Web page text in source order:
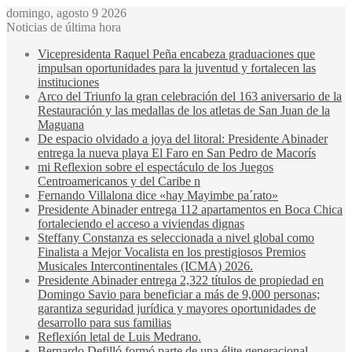
domingo, agosto 9 2026
Noticias de última hora
Vicepresidenta Raquel Peña encabeza graduaciones que
impulsan oportunidades para la juventud y fortalecen las
instituciones
Arco del Triunfo la gran celebración del 163 aniversario de la
Restauración y las medallas de los atletas de San Juan de la
Maguana
De espacio olvidado a joya del litoral: Presidente Abinader
entrega la nueva playa El Faro en San Pedro de Macorís
mi Reflexion sobre el espectáculo de los Juegos
Centroamericanos y del Caribe n
Fernando Villalona dice «hay Mayimbe pa´rato»
Presidente Abinader entrega 112 apartamentos en Boca Chica
fortaleciendo el acceso a viviendas dignas
Steffany Constanza es seleccionada a nivel global como
Finalista a Mejor Vocalista en los prestigiosos Premios
Musicales Intercontinentales (ICMA) 2026.
Presidente Abinader entrega 2,322 títulos de propiedad en
Domingo Savio para beneficiar a más de 9,000 personas;
garantiza seguridad jurídica y mayores oportunidades de
desarrollo para sus familias
Reflexión letal de Luis Medrano.